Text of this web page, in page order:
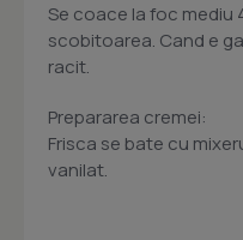
Se coace la foc mediu
scobitoarea. Cand e
racit.
Prepararea cremei:
Frisca se bate cu
vanilat.